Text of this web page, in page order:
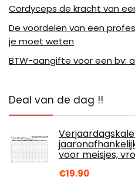
Cordyceps de kracht van
De voordelen van een
je moet weten
BTW-aangifte voor een bv:
Deal van de dag !!
voor meisjes,
€19.90